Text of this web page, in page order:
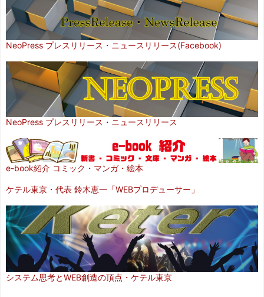
NeoPress プレスリリース・ニュースリリース(Facebook)
NeoPress プレスリリース・ニュースリリース
e-book紹介 コミック・マンガ・絵本
ケテル東京・代表 鈴木恵一「WEBプロデューサー」
システム思考とWEB創造の頂点・ケテル東京